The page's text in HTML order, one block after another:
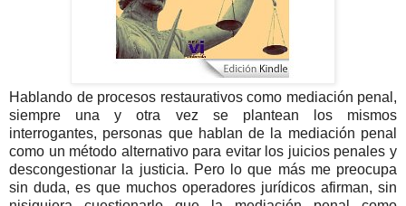
Hablando de procesos restaurativos como mediación penal,
siempre una y otra vez se plantean los mismos
interrogantes, personas que hablan de la mediación penal
como un método alternativo para evitar los juicios penales y
descongestionar la justicia. Pero lo que más me preocupa
sin duda, es que muchos operadores jurídicos afirman, sin